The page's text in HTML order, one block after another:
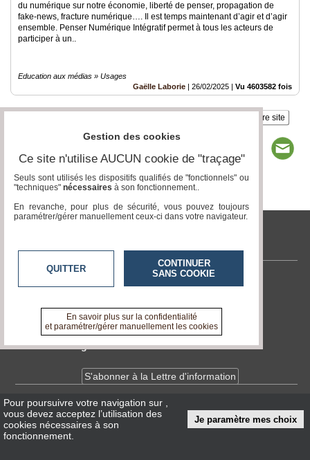
du numérique sur notre économie, liberté de penser, propagation de
fake-news, fracture numérique…. Il est temps maintenant d’agir et d’agir
ensemble. Penser Numérique Intégratif permet à tous les acteurs de
participer à un..
Education aux médias » Usages
Gaëlle Laborie | 26/02/2025 | Vu 4603582 fois
Insérez sur votre site
tvlocale.fr
Contactez-nous
A propos de tvlocale.fr
Devenir délégué
S'abonner à la Lettre d'information
InfosCNIL/RGPD
Conditions Générales d'Utilisation
Pour poursuivre votre navigation sur
vous devez acceptez l’utilisation des
cookies nécessaires à son
fonctionnement.
Je paramètre mes choix
Gestion des cookies
Ce site n'utilise AUCUN cookie de "traçage"
Seuls sont utilisés les dispositifs qualifiés de "fonctionnels" ou
"techniques" nécessaires à son fonctionnement..
En revanche, pour plus de sécurité, vous pouvez toujours
paramétrer/gérer manuellement ceux-ci dans votre navigateur.
QUITTER
CONTINUER
SANS COOKIE
En savoir plus sur la confidentialité
et paramétrer/gérer manuellement les cookies